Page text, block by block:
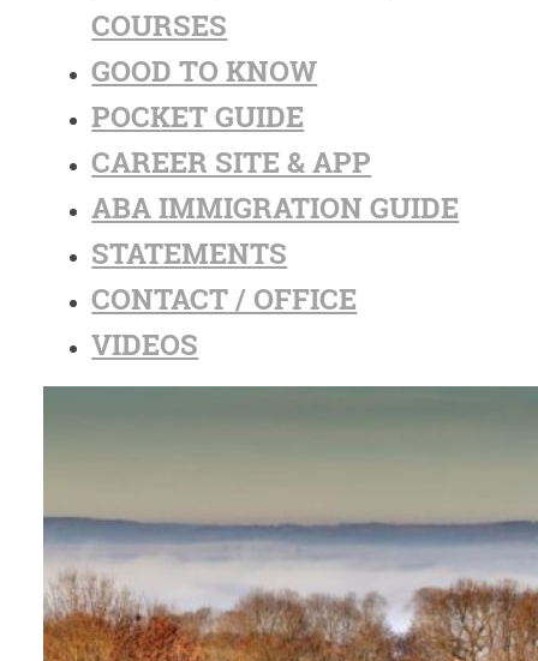
COURSES
GOOD TO KNOW
POCKET GUIDE
CAREER SITE & APP
ABA IMMIGRATION GUIDE
STATEMENTS
CONTACT / OFFICE
VIDEOS